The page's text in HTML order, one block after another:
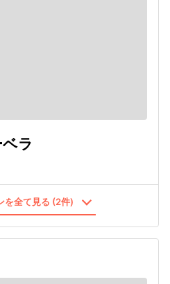
ラ
を全て見る (2件)